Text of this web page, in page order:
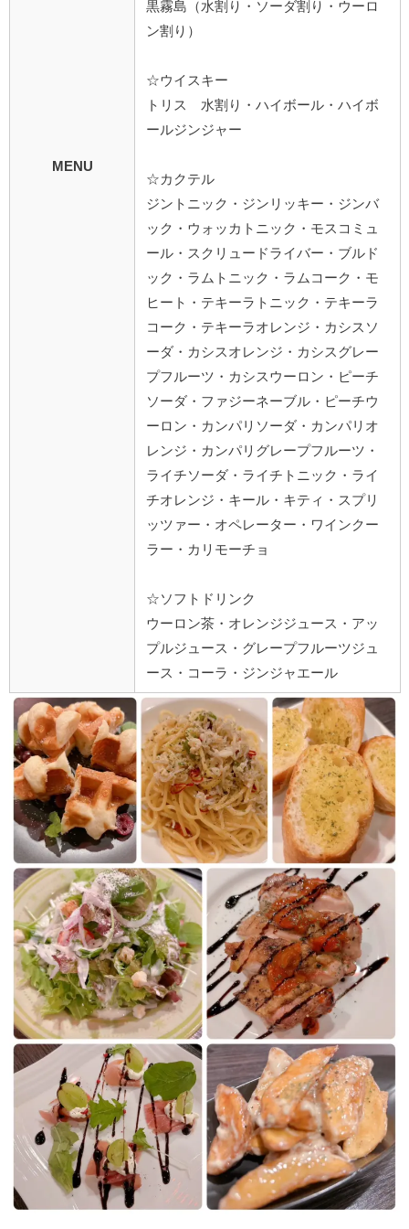
MENU
黒霧島（水割り・ソーダ割り・ウーロ
ン割り）
☆ウイスキー
トリス 水割り・ハイボール・ハイボ
ールジンジャー
☆カクテル
ジントニック・ジンリッキー・ジンバ
ック・ウォッカトニック・モスコミュ
ール・スクリュードライバー・ブルド
ック・ラムトニック・ラムコーク・モ
ヒート・テキーラトニック・テキーラ
コーク・テキーラオレンジ・カシスソ
ーダ・カシスオレンジ・カシスグレー
プフルーツ・カシスウーロン・ピーチ
ソーダ・ファジーネーブル・ピーチウ
ーロン・カンパリソーダ・カンパリオ
レンジ・カンパリグレープフルーツ・
ライチソーダ・ライチトニック・ライ
チオレンジ・キール・キティ・スプリ
ッツァー・オペレーター・ワインクー
ラー・カリモーチョ
☆ソフトドリンク
ウーロン茶・オレンジジュース・アッ
プルジュース・グレープフルーツジュ
ース・コーラ・ジンジャエール